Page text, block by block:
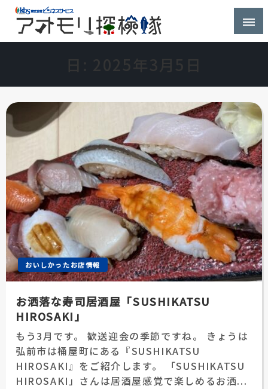
アオモリ探検隊
株式会社ビジネスサービス社員が青森県を探検するブ
2025年3月5日
おいしかったお店情報
お洒落な寿司居酒屋「SUSHIKATSU
HIROSAKI」
もう3月です。 歓送迎会の季節ですね。 きょうは
弘前市は桶屋町にある『SUSHIKATSU
HIROSAKI』をご紹介します。 「SUSHIKATSU
HIROSAKI」さんは居酒屋感覚で楽しめるお洒...